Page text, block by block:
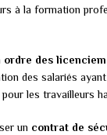
à la formation
ordre des
des salariés
les travailleurs
un contrat de